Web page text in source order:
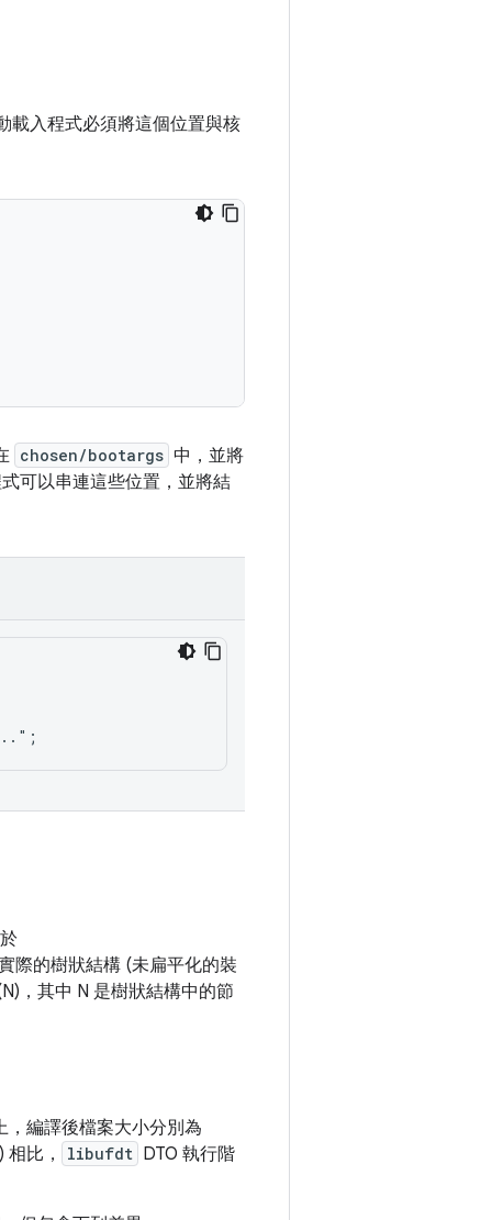
載入程式必須將這個位置與核
chosen/bootargs 中，並將
可以串連這些位置，並將結
際的樹狀結構 (未扁平化的裝
，其中 N 是樹狀結構中的節
，編譯後檔案大小分別為
比， libufdt DTO 執行階